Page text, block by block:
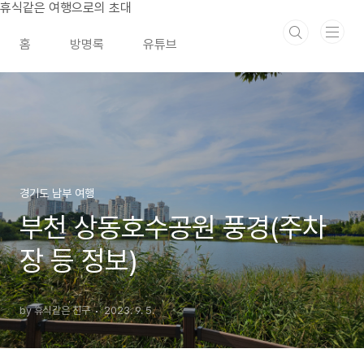
본문 바로가기
휴식같은 여행으로의 초대
홈 방명록 유튜브
경기도 남부 여행
부천 상동호수공원 풍경(주차
장 등 정보)
by 휴식같은 친구 2023. 9. 5.